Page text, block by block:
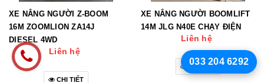
XE NÂNG NGƯỜI Z-BOOM
16M ZOOMLION ZA14J
DIESEL 4WD
Liên hệ
CHI TIẾT
XE NÂNG NGƯỜI BOOMLIFT
14M JLG N40E CHẠY ĐIỆN
Liên hệ
CHI TIẾT
033 204 6292